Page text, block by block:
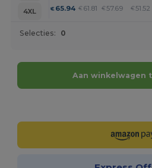
4XL
€ 65.94 € 61.81 € 57.69 € 51.52
Selecties: 0
Aan winkelwagen